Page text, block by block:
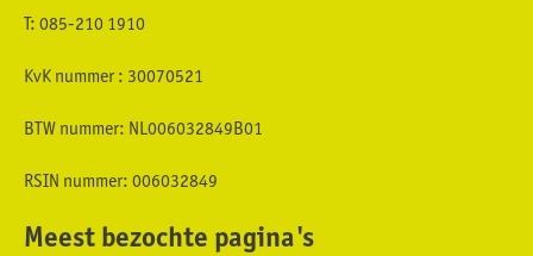
T: 085-210 1910
KvK nummer : 30070521
BTW nummer: NL006032849B01
RSIN nummer: 006032849
Meest bezochte pagina's